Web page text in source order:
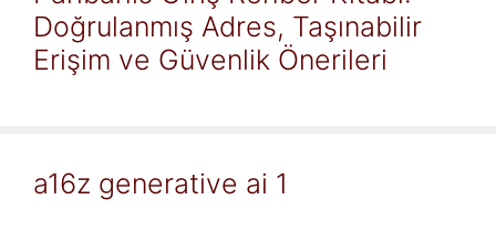
Doğrulanmış Adres, Taşınabilir
Erişim ve Güvenlik Önerileri
a16z generative ai 1